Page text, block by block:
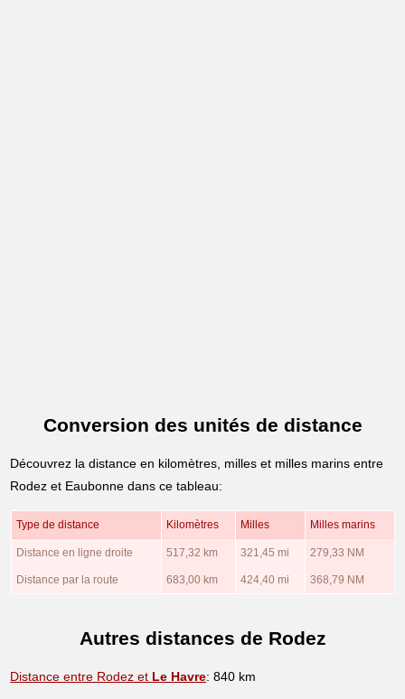
Conversion des unités de distance
Découvrez la distance en kilomètres, milles et milles marins entre
Rodez et Eaubonne dans ce tableau:
Type de distance Kilomètres Milles Milles marins
Distance en ligne droite 517,32 km 321,45 mi 279,33 NM
Distance par la route 683,00 km 424,40 mi 368,79 NM
Autres distances de Rodez
Distance entre Rodez et Le Havre: 840 km